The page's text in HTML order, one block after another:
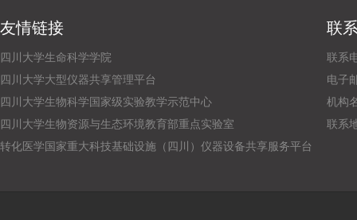
友情链接
四川大学生命科学学院
四川大学大型仪器共享管理平台
四川大学生物科学国家级实验教学示范中心
四川大学生物资源与生态环境教育部重点实验室
转化医学国家重大科技基础设施（四川）仪器设备共享服务平台
联
联系
电子
机构
联系